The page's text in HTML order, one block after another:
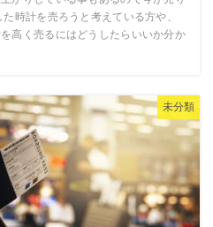
時計を売ろうと考えている方や、
高く売るにはどうしたらいいか分か
未分類